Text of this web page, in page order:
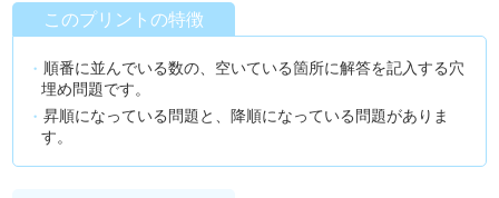
このプリントの特徴
順番に並んでいる数の、空いている箇所に解答を記入する穴
埋め問題です。
昇順になっている問題と、降順になっている問題がありま
す。